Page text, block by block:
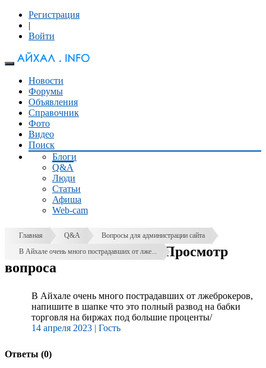
Регистрация
|
Войти
Новости
Форумы
Объявления
Справочник
Фото
Видео
Поиск
Блоги
Q&A
Люди
Статьи
Афиша
Web-cam
Главная Q&A
Вопросы для администрации сайта
В Айхале очень много пострадавших от лже...
Просмотр
вопроса
В Айхале очень много пострадавших от лжеброкеров,
напишите в шапке что это полный развод на бабки
торговля на биржах под большие проценты/
14 апреля 2023 | Гость
Ответы (0)